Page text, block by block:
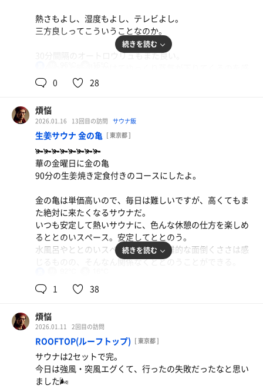
熱さもよし、湿度もよし、テレビよし。
三方良しってこういうことなのか。
30分間隔のオートロウリュもまた良い。
じられる。
水風呂の温度もちょうどいい。
やっぱりここは穴場だなぁ。
急遽帰るのめんどくさい時のカプセル泊最有力候補はここ
疲れ切った体にサウナはより深い眠りを与えてくれる。
サ活書く余裕もなく爆睡でございました。
続きを読む
0 28
煩悩
2026.01.16 13回目の訪問 サウナ飯
生姜サウナ 金の亀 [ 東京都 ]
🫚🫚🫚🫚🫚🫚🫚🫚
華の金曜日に金の亀
90分の生姜焼き定食付きのコースにしたよ。
金の亀は単価高いので、毎日は難しいですが、高くてもま
た絶対に来たくなるサウナだ。
いつも安定して熱いサウナに、色んな休憩の仕方を楽しめ
るととのいスペース。安定してととのう。
水風呂やととのいスペースまでの距離的な面倒くささは感
じるものの、そんなん関係なくととのうことができる。
何が原因なのか分からないのですが、ととのえる施設とと
のえる施設さんです。
この日はサウナ室も超満員で人びっしり。でも、ととの
う。
他のサウナ施設さんで人が多いと、出入りも激しい分、サ
ウナ室がぬるくなることが多いが、金亀はベースが熱い
し、ロウリュも細かくあるから、ぬるいと感じない。
続きを読む
1 38
煩悩
2026.01.11 2回目の訪問
ROOFTOP(ルーフトップ) [ 東京都 ]
サウナは2セットで完。
今日は強風・突風エグくて、行ったの失敗だったなと思い
ました🌬️